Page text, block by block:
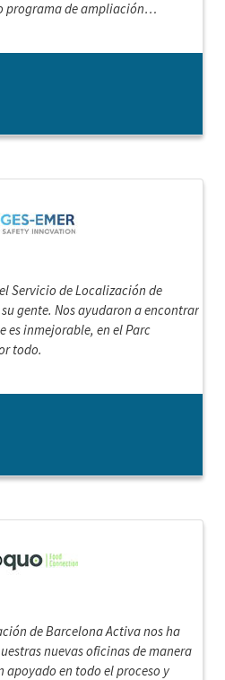
programa de ampliación
Servicio de Localización de
gente. Nos ayudaron a encontrar
es inmejorable, en el Parc
todo.
de Barcelona Activa nos ha
nuevas oficinas de manera
apoyado en todo el proceso y